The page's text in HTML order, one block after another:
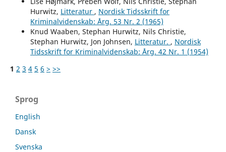
Hurwitz, Litteratur , Nordisk Tidsskrift for
Kriminalvidenskab: Årg. 53 Nr. 2 (1965)
Knud Waaben, Stephan Hurwitz, Nils Christie,
Stephan Hurwitz, Jon Johnsen, Litteratur. , Nordisk
Tidsskrift for Kriminalvidenskab: Årg. 42 Nr. 1 (1954)
1 2 3 4 5 6 > >>
Sprog
English
Dansk
Svenska